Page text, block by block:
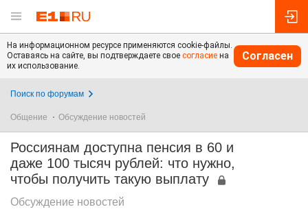
На информационном ресурсе применяются cookie-файлы.
Оставаясь на сайте, вы подтверждаете свое согласие на
их использование.
Согласен
Поиск по форумам
Общение Обсуждение новостей
Россиянам доступна пенсия в 60 и
даже 100 тысяч рублей: что нужно,
чтобы получить такую выплату
Обсуждение новостей